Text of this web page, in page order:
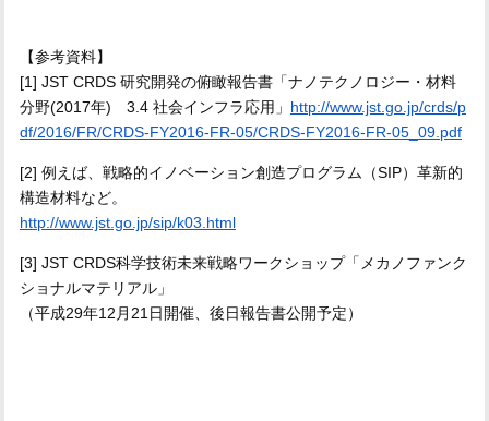
【参考資料】
[1] JST CRDS 研究開発の俯瞰報告書「ナノテクノロジー・材料
分野(2017年) 3.4 社会インフラ応用」 http://www.jst.go.jp/crds/p
df/2016/FR/CRDS-FY2016-FR-05/CRDS-FY2016-FR-05_09.pdf
[2] 例えば、戦略的イノベーション創造プログラム（SIP）革新的
構造材料など。
http://www.jst.go.jp/sip/k03.html
[3] JST CRDS科学技術未来戦略ワークショップ「メカノファンク
ショナルマテリアル」
（平成29年12月21日開催、後日報告書公開予定）